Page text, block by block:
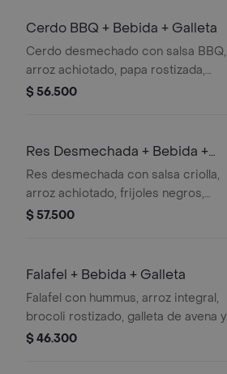
Cerdo BBQ + Bebida + Galleta
Cerdo desmechado con salsa BBQ,
arroz achiotado, papa rostizada,
galleta de avena y bebida a elección.
$ 56.500
Res Desmechada + Bebida +
Galleta
Res desmechada con salsa criolla,
arroz achiotado, frijoles negros,
galleta de avena y bebida a elección.
$ 57.500
Falafel + Bebida + Galleta
Falafel con hummus, arroz integral,
brocoli rostizado, galleta de avena y
bebida a elección.
$ 46.300